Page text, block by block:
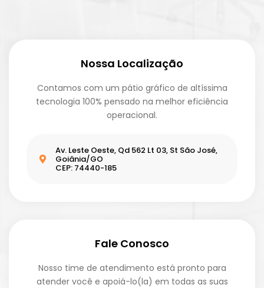
Nossa Localização
Contamos com um pátio gráfico de altíssima
tecnologia 100% pensado na melhor eficiência
operacional.
Av. Leste Oeste, Qd 562 Lt 03, St São José,
Goiânia/GO
CEP: 74440-185
Fale Conosco
Nosso time de atendimento está pronto para
atender você e apoiá-lo(la) em todas as suas